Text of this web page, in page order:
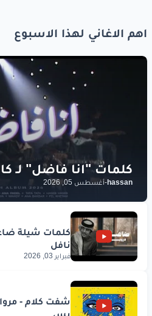
اهم الاغاني لهذا الاسبوع
hassan
-أغسطس 05, 2026
فبراير 03, 2026